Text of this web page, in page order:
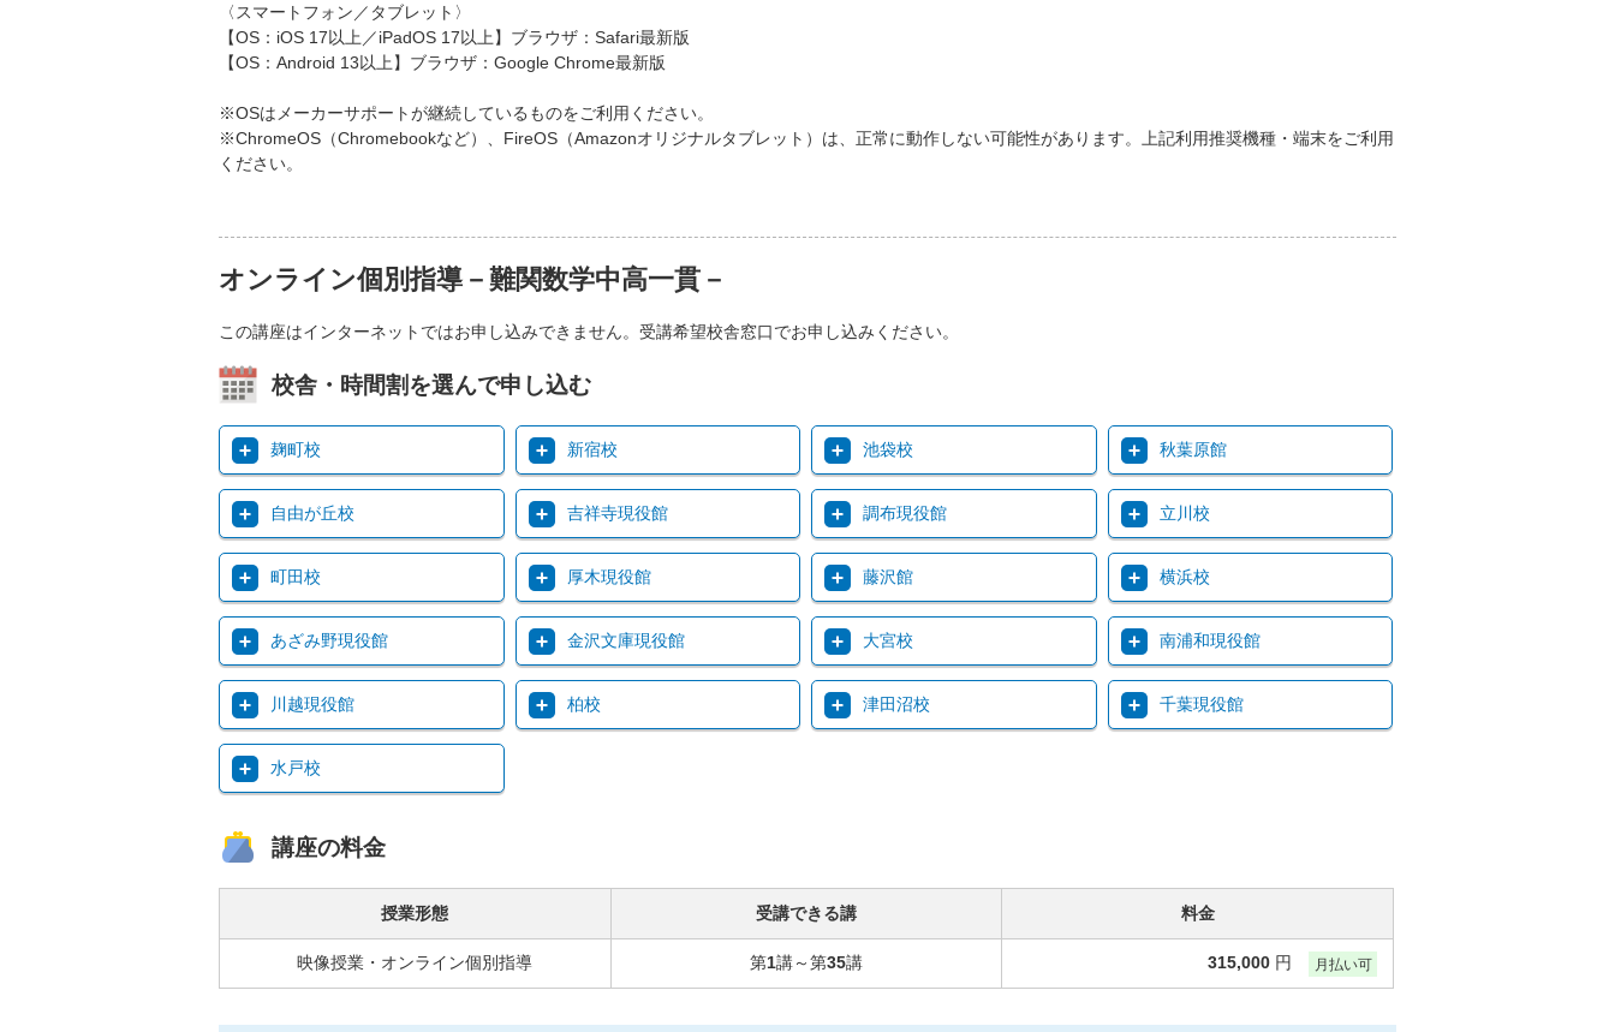
〈スマートフォン／タブレット〉
【OS：iOS 17以上／iPadOS 17以上】ブラウザ：Safari最新版
【OS：Android 13以上】ブラウザ：Google Chrome最新版
※OSはメーカーサポートが継続しているものをご利用ください。
※ChromeOS（Chromebookなど）、FireOS（Amazonオリジナルタブレット）は、正常に動作しない可能性があります。上記利用推奨機種・端末をご利用
ください。
オンライン個別指導－難関数学中高一貫－
この講座はインターネットではお申し込みできません。受講希望校舎窓口でお申し込みください。
校舎・時間割を選んで申し込む
麹町校 新宿校 池袋校 秋葉原館
自由が丘校 吉祥寺現役館 調布現役館 立川校
町田校 厚木現役館 藤沢館 横浜校
あざみ野現役館 金沢文庫現役館 大宮校 南浦和現役館
川越現役館 柏校 津田沼校 千葉現役館
水戸校
講座の料金
授業形態
映像授業・オンライン個別指導
受講できる講
第1講～第35講
料金
315,000 円 月払い可